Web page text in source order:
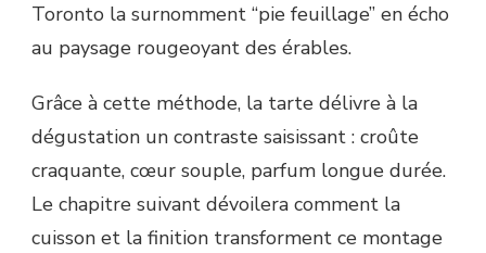
Toronto la surnomment “pie feuillage” en écho
au paysage rougeoyant des érables.
Grâce à cette méthode, la tarte délivre à la
dégustation un contraste saisissant : croûte
craquante, cœur souple, parfum longue durée.
Le chapitre suivant dévoilera comment la
cuisson et la finition transforment ce montage